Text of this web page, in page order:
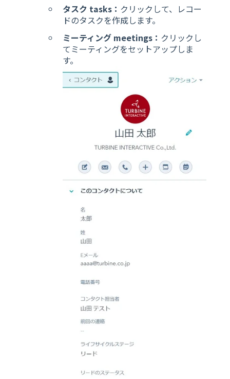
タスク tasks： クリックして、レコー
ドのタスクを作成します。
ミーティング meetings： クリックし
てミーティングをセットアップしま
す。